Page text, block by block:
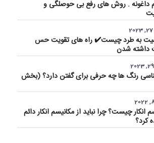
داغونه . روش های رفع بی حوصلگی و
به طرد چیست✔️ راه های تقویت حس
شدن
رنگ ها چه حرفی برای گفتن دارد؟ (بخش
انکار چیست؟ چرا نباید از مکانیسم انکار دائم
کرد؟